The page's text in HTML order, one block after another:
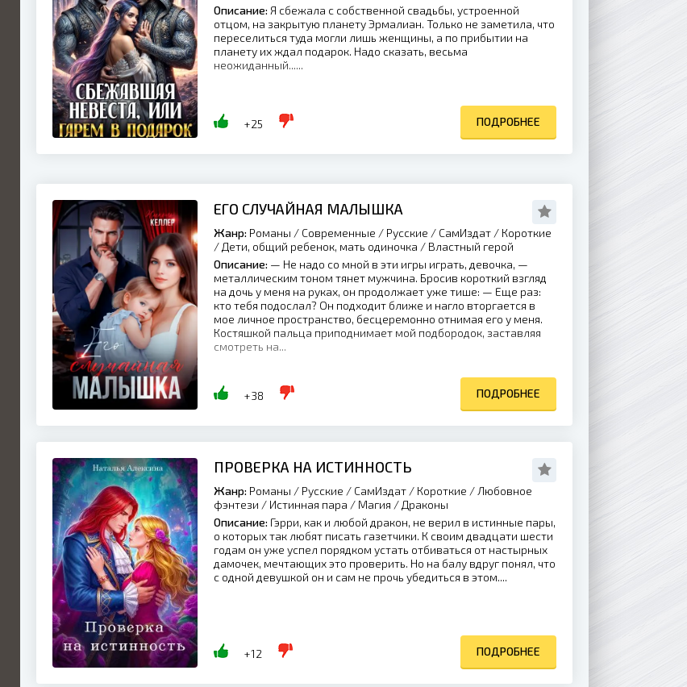
Описание: Я сбежала с собственной свадьбы, устроенной
отцом, на закрытую планету Эрмалиан. Только не заметила, что
переселиться туда могли лишь женщины, а по прибытии на
планету их ждал подарок. Надо сказать, весьма
неожиданный......
+25 ПОДРОБНЕЕ
ЕГО СЛУЧАЙНАЯ МАЛЫШКА
Жанр: Романы / Современные / Русские / СамИздат / Короткие
/ Дети, общий ребенок, мать одиночка / Властный герой
Описание: — Не надо со мной в эти игры играть, девочка, —
металлическим тоном тянет мужчина. Бросив короткий взгляд
на дочь у меня на руках, он продолжает уже тише: — Еще раз:
кто тебя подослал? Он подходит ближе и нагло вторгается в
мое личное пространство, бесцеремонно отнимая его у меня.
Костяшкой пальца приподнимает мой подбородок, заставляя
смотреть на...
+38 ПОДРОБНЕЕ
ПРОВЕРКА НА ИСТИННОСТЬ
Жанр: Романы / Русские / СамИздат / Короткие / Любовное
фэнтези / Истинная пара / Магия / Драконы
Описание: Гэрри, как и любой дракон, не верил в истинные пары,
о которых так любят писать газетчики. К своим двадцати шести
годам он уже успел порядком устать отбиваться от настырных
дамочек, мечтающих это проверить. Но на балу вдруг понял, что
с одной девушкой он и сам не прочь убедиться в этом....
+12 ПОДРОБНЕЕ